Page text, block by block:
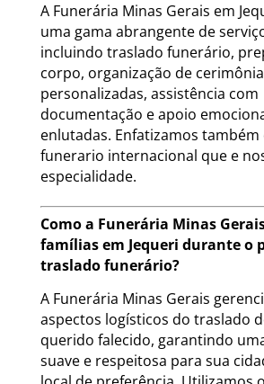
A Funerária Minas Gerais em
uma gama abrangente de
incluindo traslado funerário,
corpo, organização de
personalizadas, assistência com
documentação e apoio
enlutadas. Enfatizamos
funerario internacional que e
especialidade.
Como a Funerária Minas
famílias em Jequeri durante o
traslado funerário?
A Funerária Minas Gerais
aspectos logísticos do traslado
querido falecido, garantindo
suave e respeitosa para sua